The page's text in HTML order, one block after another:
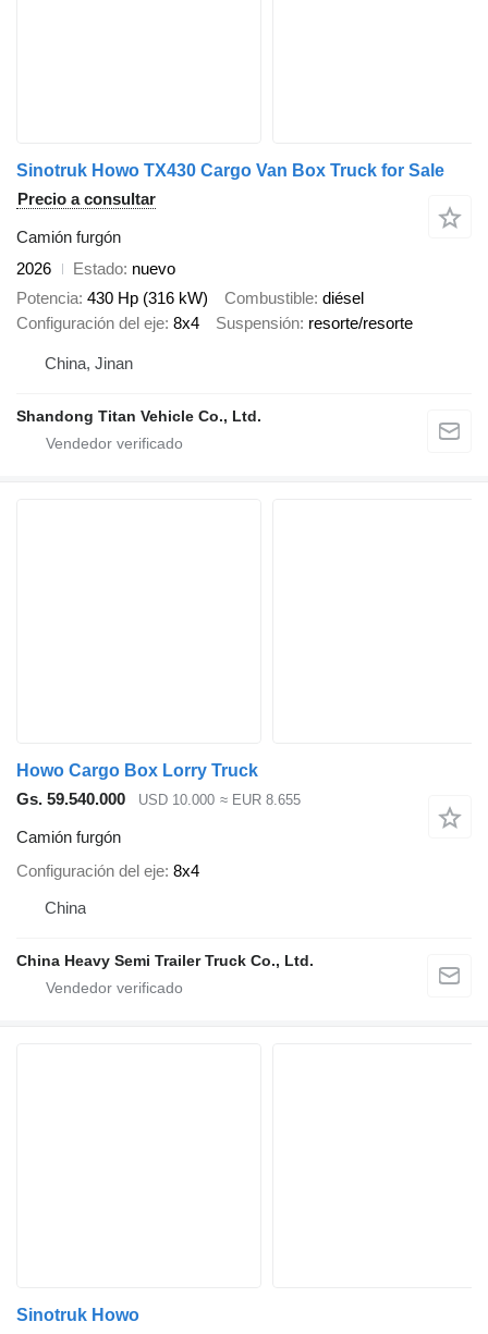
Sinotruk Howo TX430 Cargo Van Box Truck for Sale
Precio a consultar
Camión furgón
2026
Estado nuevo
Potencia 430 Hp (316 kW) Combustible diésel
Configuración del eje 8x4 Suspensión resorte/resorte
China, Jinan
Shandong Titan Vehicle Co., Ltd.
Howo Cargo Box Lorry Truck
Gs. 59.540.000
USD 10.000 ≈ EUR 8.655
Camión furgón
Configuración del eje 8x4
China
China Heavy Semi Trailer Truck Co., Ltd.
Sinotruk Howo